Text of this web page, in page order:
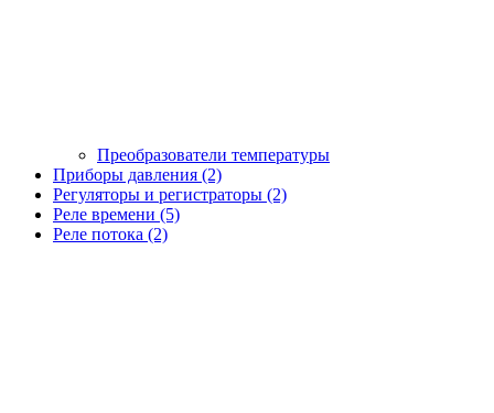
Преобразователи температуры
Приборы давления (2)
Регуляторы и регистраторы (2)
Реле времени (5)
Реле потока (2)